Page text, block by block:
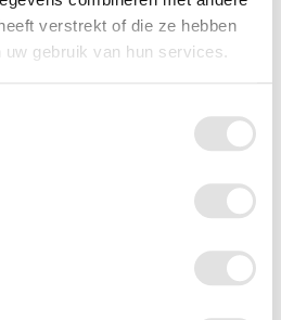
verstrekt of die ze hebben
gebruik van hun services.